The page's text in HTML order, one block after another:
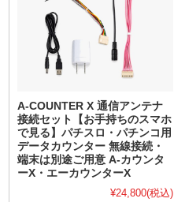
A-COUNTER X 通信アンテナ
接続セット【お手持ちのスマホ
で見る】パチスロ・パチンコ用
データカウンター 無線接続・
端末は別途ご用意 A-カウンタ
ーX・エーカウンターX
¥24,800(税込)